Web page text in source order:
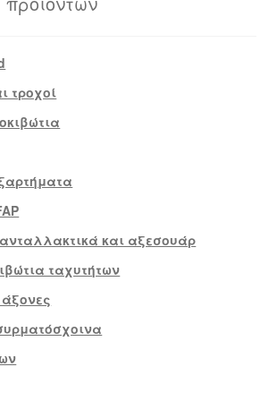
τροχοί
και αξεσουάρ
ταχυτήτων